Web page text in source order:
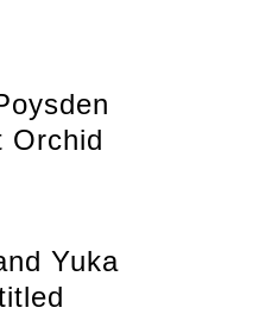
Orchid
Yuka